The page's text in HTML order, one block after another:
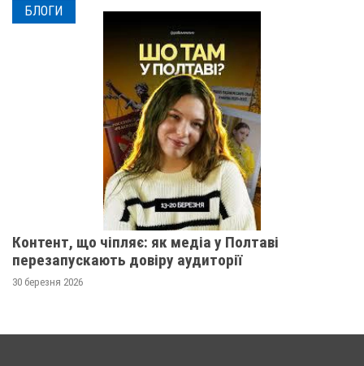
БЛОГИ
Контент, що чіпляє: як медіа у Полтаві
перезапускають довіру аудиторії
30 березня 2026